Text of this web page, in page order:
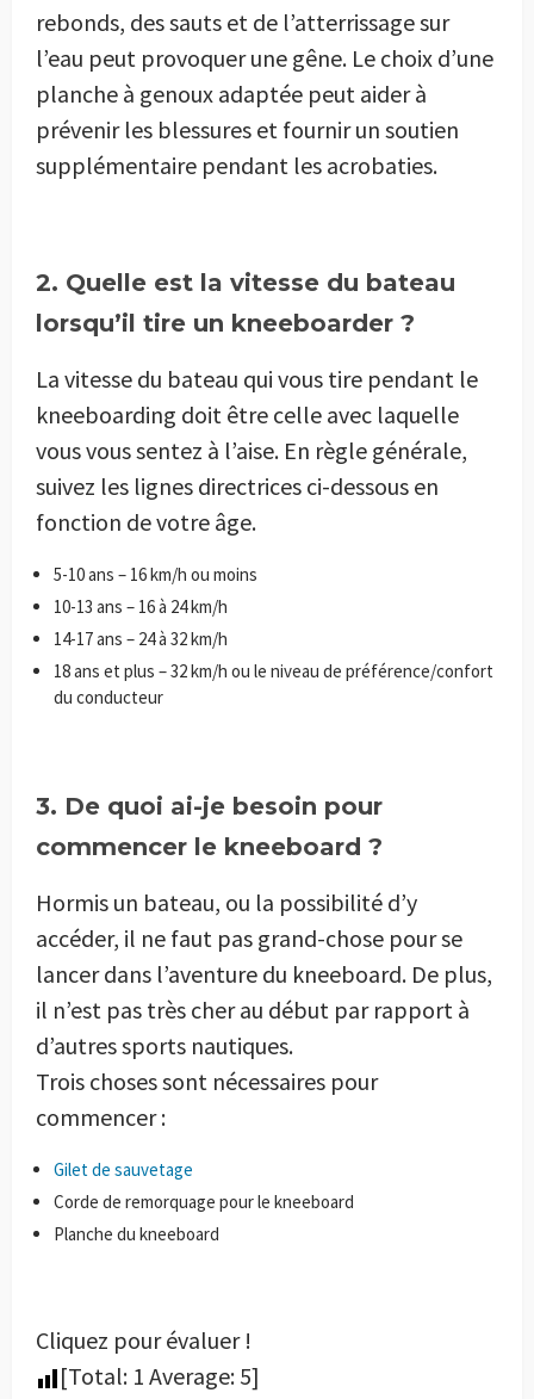
rebonds, des sauts et de l’atterrissage sur
l’eau peut provoquer une gêne. Le choix d’une
planche à genoux adaptée peut aider à
prévenir les blessures et fournir un soutien
supplémentaire pendant les acrobaties.
2. Quelle est la vitesse du bateau
lorsqu’il tire un kneeboarder ?
La vitesse du bateau qui vous tire pendant le
kneeboarding doit être celle avec laquelle
vous vous sentez à l’aise. En règle générale,
suivez les lignes directrices ci-dessous en
fonction de votre âge.
5-10 ans – 16 km/h ou moins
10-13 ans – 16 à 24 km/h
14-17 ans – 24 à 32 km/h
18 ans et plus – 32 km/h ou le niveau de préférence/confort
du conducteur
3. De quoi ai-je besoin pour
commencer le kneeboard ?
Hormis un bateau, ou la possibilité d’y
accéder, il ne faut pas grand-chose pour se
lancer dans l’aventure du kneeboard. De plus,
il n’est pas très cher au début par rapport à
d’autres sports nautiques.
Trois choses sont nécessaires pour
commencer :
Gilet de sauvetage
Corde de remorquage pour le kneeboard
Planche du kneeboard
Cliquez pour évaluer !
[Total: 1 Average: 5]